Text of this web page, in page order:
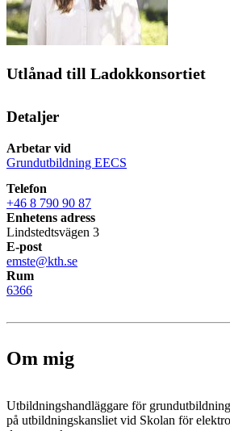
Utlånad till Ladokkonsortiet
Detaljer
Arbetar vid
Grundutbildning EECS
Telefon
+46 8 790 90 87
Enhetens adress
Lindstedtsvägen 3
E-post
emste@kth.se
Rum
6366
Om mig
Utbildningshandläggare för
på utbildningskansliet vid Skolan för